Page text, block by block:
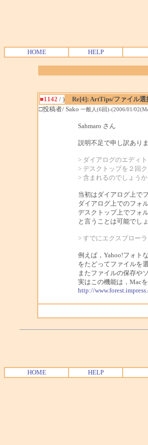
HOME HELP
■1142 / )
Re[4]: ArtTips/ファイル
□投稿者/ Sako 一般人(6回)-(2006/01/
Sahmaro さん
説明不足で申し訳あり
> ダイアログのエディ
> デスクトップを２回
> 含まれるのでしょうか
当初はダイアログ上で
ダイアログ上でのフォ
デスクトップ上でフォ
と言うことは可能でし
> すでにエクスプロー
例えば，Yahoo!フォト
をたどってファイルを
またファイルの保存や
実はこの機能は，Mac
http://
HOME HELP